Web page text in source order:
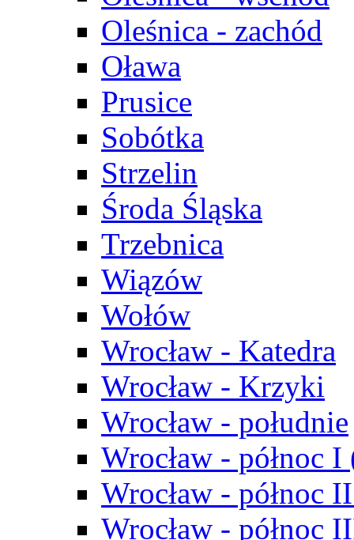
Oleśnica - zachód
Oława
Prusice
Sobótka
Strzelin
Środa Śląska
Trzebnica
Wiązów
Wołów
Wrocław - Katedra
Wrocław - Krzyki
Wrocław - południe
Wrocław - północ
Wrocław - północ
Wrocław - północ